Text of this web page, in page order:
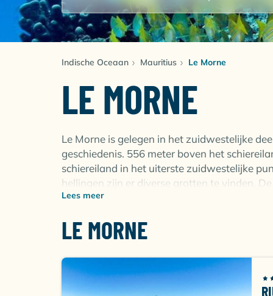
Indische Oceaan Mauritius Le Morne
LE MORNE
Le Morne is gelegen in het zuidwestelijke
geschiedenis. 556 meter boven het
schiereiland in het uiterste zuidwestelijke
hellingen zijn er diverse grotten te vinden.
wisten te verstoppen. Op de top van Le
Maak een wandeling over het eiland en
duikbril op pad en mogelijk spot je een van
terwijl de tropische vissen overal langs je
een overvloed aan zeeleven. Manta's,
Lees meer
LE MORNE